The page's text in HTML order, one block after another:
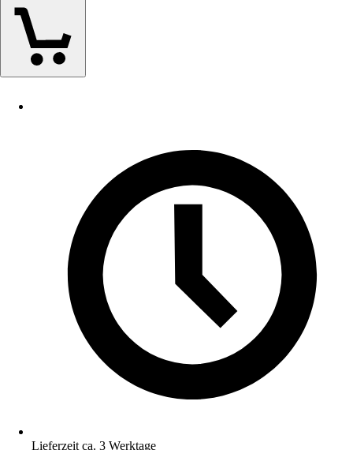
Lieferzeit ca. 3 Werktage